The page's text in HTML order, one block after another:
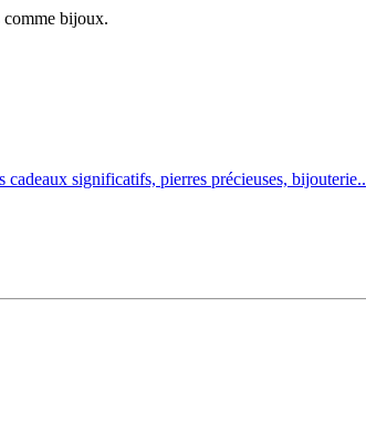
comme bijoux.
significatifs, pierres précieuses, bijouterie..